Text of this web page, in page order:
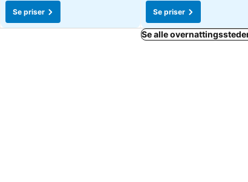
Se priser
Se priser
Se alle